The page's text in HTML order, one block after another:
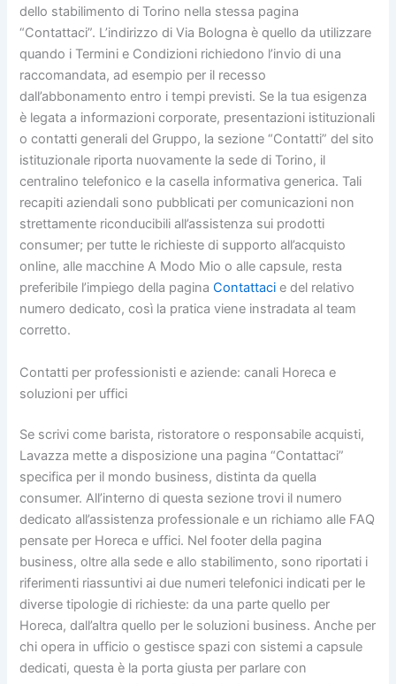
dello stabilimento di Torino nella stessa pagina
“Contattaci”. L’indirizzo di Via Bologna è quello da utilizzare
quando i Termini e Condizioni richiedono l’invio di una
raccomandata, ad esempio per il recesso
dall’abbonamento entro i tempi previsti. Se la tua esigenza
è legata a informazioni corporate, presentazioni istituzionali
o contatti generali del Gruppo, la sezione “Contatti” del sito
istituzionale riporta nuovamente la sede di Torino, il
centralino telefonico e la casella informativa generica. Tali
recapiti aziendali sono pubblicati per comunicazioni non
strettamente riconducibili all’assistenza sui prodotti
consumer; per tutte le richieste di supporto all’acquisto
online, alle macchine A Modo Mio o alle capsule, resta
preferibile l’impiego della paginaContattaci e del relativo
numero dedicato, così la pratica viene instradata al team
corretto.
Contatti per professionisti e aziende: canali Horeca e
soluzioni per uffici
Se scrivi come barista, ristoratore o responsabile acquisti,
Lavazza mette a disposizione una pagina “Contattaci”
specifica per il mondo business, distinta da quella
consumer. All’interno di questa sezione trovi il numero
dedicato all’assistenza professionale e un richiamo alle FAQ
pensate per Horeca e uffici. Nel footer della pagina
business, oltre alla sede e allo stabilimento, sono riportati i
riferimenti riassuntivi ai due numeri telefonici indicati per le
diverse tipologie di richieste: da una parte quello per
Horeca, dall’altra quello per le soluzioni business. Anche per
chi opera in ufficio o gestisce spazi con sistemi a capsule
dedicati, questa è la porta giusta per parlare con